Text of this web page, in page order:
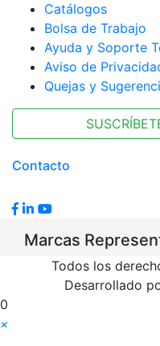
Catálogos
Bolsa de Trabajo
Ayuda y Soporte
Aviso de
Quejas y
Contacto
Marcas
Todos los
Desarrollado
0
×